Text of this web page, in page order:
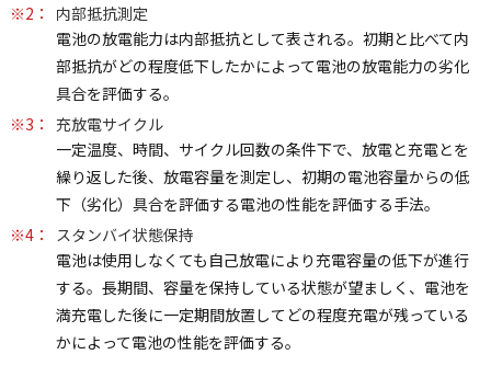
※2：
内部抵抗測定
電池の放電能力は内部抵抗として表される。初期と比べて内
部抵抗がどの程度低下したかによって電池の放電能力の劣化
具合を評価する。
※3：
充放電サイクル
一定温度、時間、サイクル回数の条件下で、放電と充電とを
繰り返した後、放電容量を測定し、初期の電池容量からの低
下（劣化）具合を評価する電池の性能を評価する手法。
※4：
スタンバイ状態保持
電池は使用しなくても自己放電により充電容量の低下が進行
する。長期間、容量を保持している状態が望ましく、電池を
満充電した後に一定期間放置してどの程度充電が残っている
かによって電池の性能を評価する。